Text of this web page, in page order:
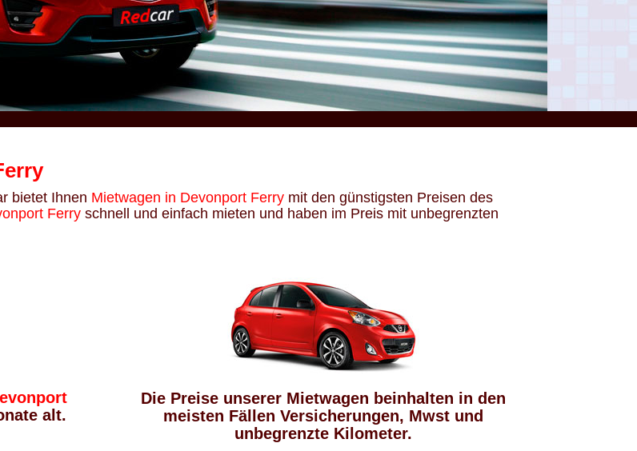
bietet Ihnen Mietwagen in Devonport Ferry mit den günstigsten Preisen des
Ferry schnell und einfach mieten und haben im Preis mit unbegrenzten
alt.
Die Preise unserer Mietwagen beinhalten in den
meisten Fällen Versicherungen, Mwst und
unbegrenzte Kilometer.